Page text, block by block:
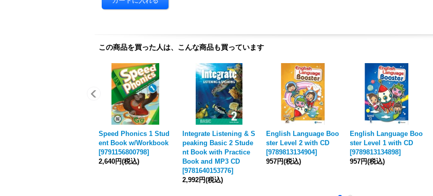
この商品を買った人は、こんな商品も買っています
Speed Phonics 1 Stud
ent Book w/Workbook
[9791156800798]
2,640円(税込)
Integrate Listening & S
peaking Basic 2 Stude
nt Book with Practice
Book and MP3 CD
[9781640153776]
2,992円(税込)
English Language Boo
ster Level 2 with CD
[9789813134904]
957円(税込)
English Language Boo
ster Level 1 with CD
[9789813134898]
957円(税込)